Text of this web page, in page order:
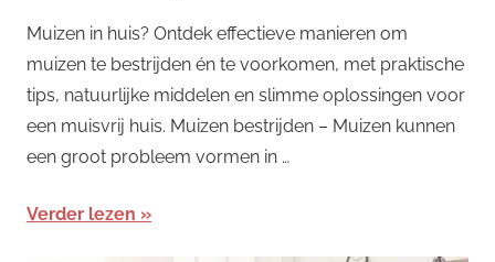
Muizen in huis? Ontdek effectieve manieren om
muizen te bestrijden én te voorkomen, met praktische
tips, natuurlijke middelen en slimme oplossingen voor
een muisvrij huis. Muizen bestrijden – Muizen kunnen
een groot probleem vormen in …
Verder lezen